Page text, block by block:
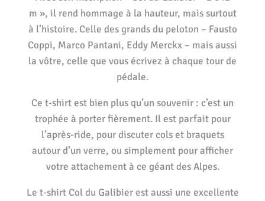
m », il rend hommage à la hauteur, mais surtout
à l’histoire. Celle des grands du peloton – Fausto
Coppi, Marco Pantani, Eddy Merckx – mais aussi
la vôtre, celle que vous écrivez à chaque tour de
pédale.
Ce t-shirt est bien plus qu’un souvenir : c’est un
trophée à porter fièrement. Il est parfait pour
l’après-ride, pour discuter cols et braquets
autour d’un verre, ou simplement pour afficher
votre attachement à ce géant des Alpes.
Le t-shirt Col du Galibier est aussi une excellente